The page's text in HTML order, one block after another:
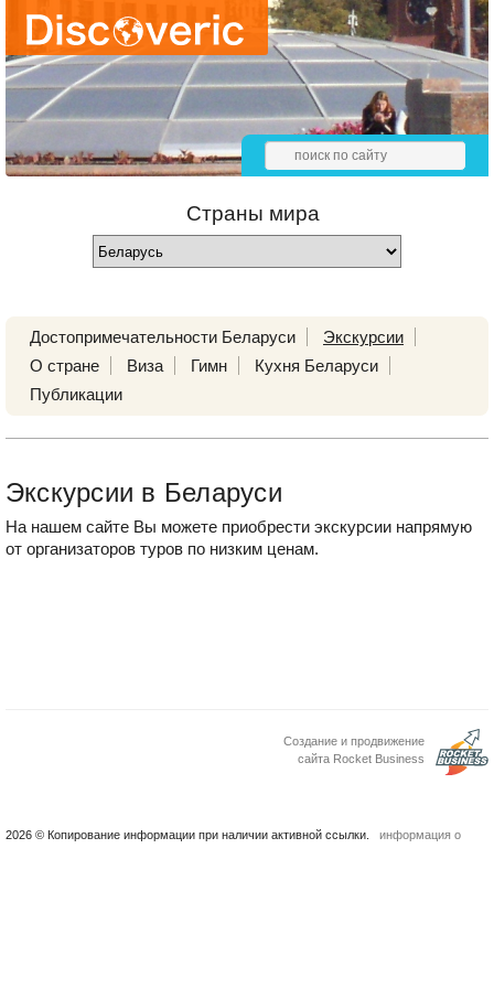
Страны мира
Достопримечательности Беларуси
Экскурсии
О стране
Виза Гимн
Кухня Беларуси
Публикации
Экскурсии в Беларуси
На нашем сайте Вы можете приобрести экскурсии напрямую
от организаторов туров по низким ценам.
Создание и продвижение
сайта Rocket Business
2026 © Копирование информации при наличии активной ссылки. информация о